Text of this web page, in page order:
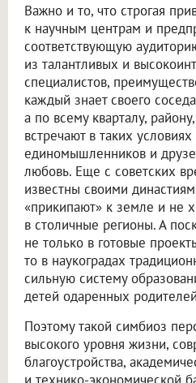
Важно и то, что строгая
к научным центрам и
соответствующую
из талантливых и
специалистов,
каждый знает своего
а по всему кварталу,
встречают в таких
единомышленников и
любовь. Еще с советских
известны своими
«прикипают» к земле и не
в столичные регионы. А
не только в готовые
то в наукоградах
сильную систему
детей одаренных
Поэтому такой симбиоз
высокого уровня жизни,
благоустройства,